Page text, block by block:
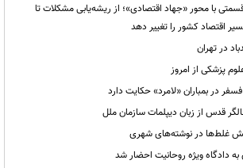
یک سلسله‌کلیپ ۱۰ قسمتی با محور «جهاد اقتصادی»؛ از ریشه‌یابی مشکلات تا
اقتصاد کشور را تغییر دهد
در تهران
پزشکی از امروز
در بمباران «لامرد» حکایت دارد
قدس از زبان دیپلمات سازمان ملل
غلط‌ها در نوشته‌های شهری
به دادگاه ویژه روحانیت احضار شد